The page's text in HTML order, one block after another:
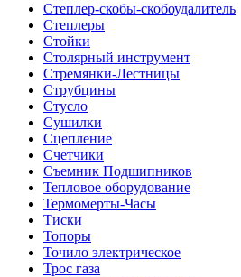
Степлер-скобы-скобоудалитель
Степлеры
Стойки
Столярный инструмент
Стремянки-Лестницы
Струбцины
Стусло
Сушилки
Сцепление
Счетчики
Съемник Подшипников
Тепловое оборудование
Термомерты-Часы
Тиски
Топоры
Точило электрическое
Трос газа